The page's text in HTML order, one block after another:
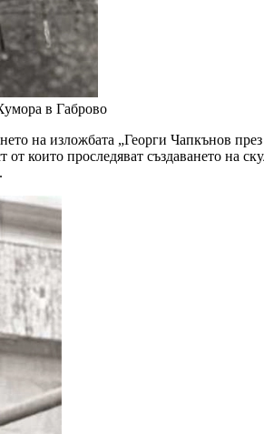
в Габрово
на изложбата „Георги Чапкънов
които проследяват създаването